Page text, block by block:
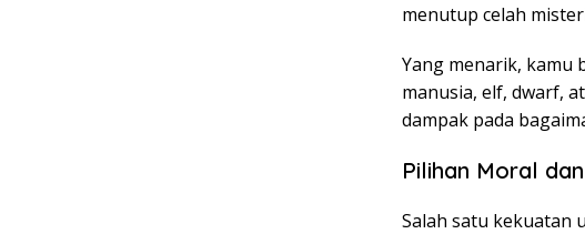
menutup celah
Yang menarik, kamu
manusia, elf, dwarf,
dampak pada
Pilihan Moral
Salah satu kekuatan